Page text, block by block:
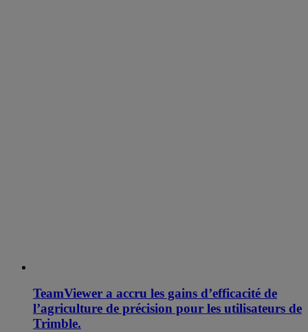
TeamViewer a accru les gains d’efficacité de
l’agriculture de précision pour les utilisateurs de
Trimble.